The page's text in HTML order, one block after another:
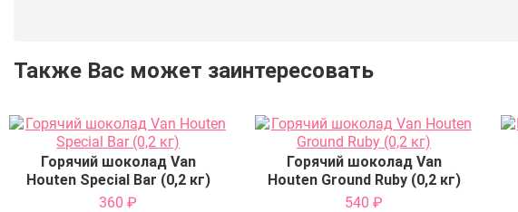
Также Вас может заинтересовать
Горячий шоколад Van
Houten Special Bar (0,2 кг)
360₽
Горячий шоколад Van
Houten Ground Ruby (0,2 кг)
540₽